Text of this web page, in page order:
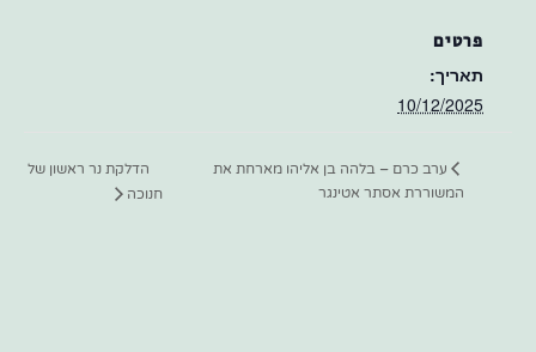
פרטים
תאריך:
10/12/2025
ערב כרם – בלהה בן אליהו מארחת את
המשוררת אסתר אטינגר
הדלקת נר ראשון של
חנוכה